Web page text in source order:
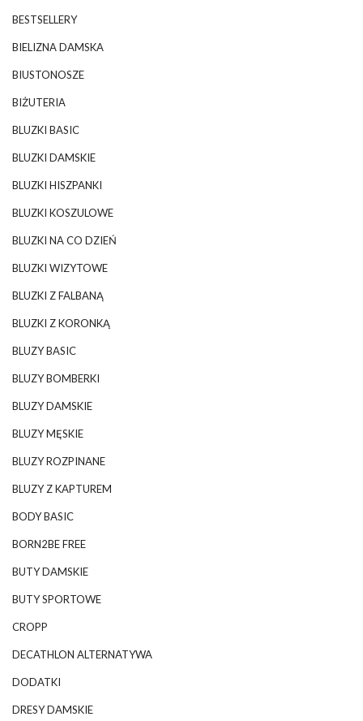
BESTSELLERY
BIELIZNA DAMSKA
BIUSTONOSZE
BIŻUTERIA
BLUZKI BASIC
BLUZKI DAMSKIE
BLUZKI HISZPANKI
BLUZKI KOSZULOWE
BLUZKI NA CO DZIEŃ
BLUZKI WIZYTOWE
BLUZKI Z FALBANĄ
BLUZKI Z KORONKĄ
BLUZY BASIC
BLUZY BOMBERKI
BLUZY DAMSKIE
BLUZY MĘSKIE
BLUZY ROZPINANE
BLUZY Z KAPTUREM
BODY BASIC
BORN2BE FREE
BUTY DAMSKIE
BUTY SPORTOWE
CROPP
DECATHLON ALTERNATYWA
DODATKI
DRESY DAMSKIE